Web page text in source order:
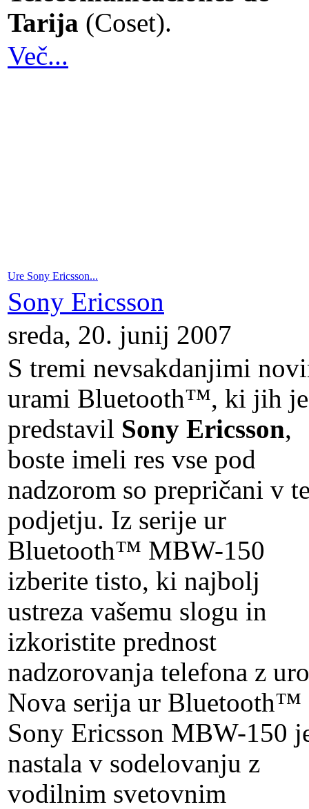
Tarija (Coset).
Več...
Ure Sony Ericsson...
Sony Ericsson
sreda, 20. junij 2007
S tremi nevsakdanjimi
urami Bluetooth™, ki jih je
predstavil Sony Ericsson,
boste imeli res vse pod
nadzorom so prepričani v
podjetju. Iz serije ur
Bluetooth™ MBW-150
izberite tisto, ki najbolj
ustreza vašemu slogu in
izkoristite prednost
nadzorovanja telefona z
Nova serija ur Bluetooth™
Sony Ericsson MBW-150
nastala v sodelovanju z
vodilnim svetovnim